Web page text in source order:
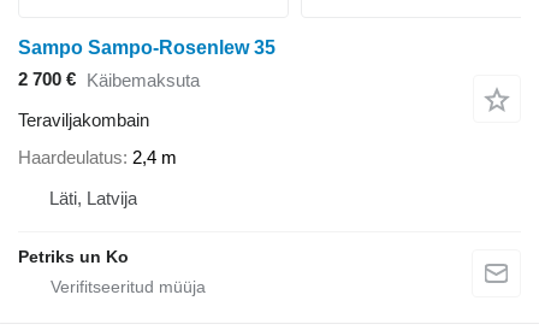
Sampo Sampo-Rosenlew 35
2 700 € Käibemaksuta
Teraviljakombain
Haardeulatus 2,4 m
Läti, Latvija
Petriks un Ko